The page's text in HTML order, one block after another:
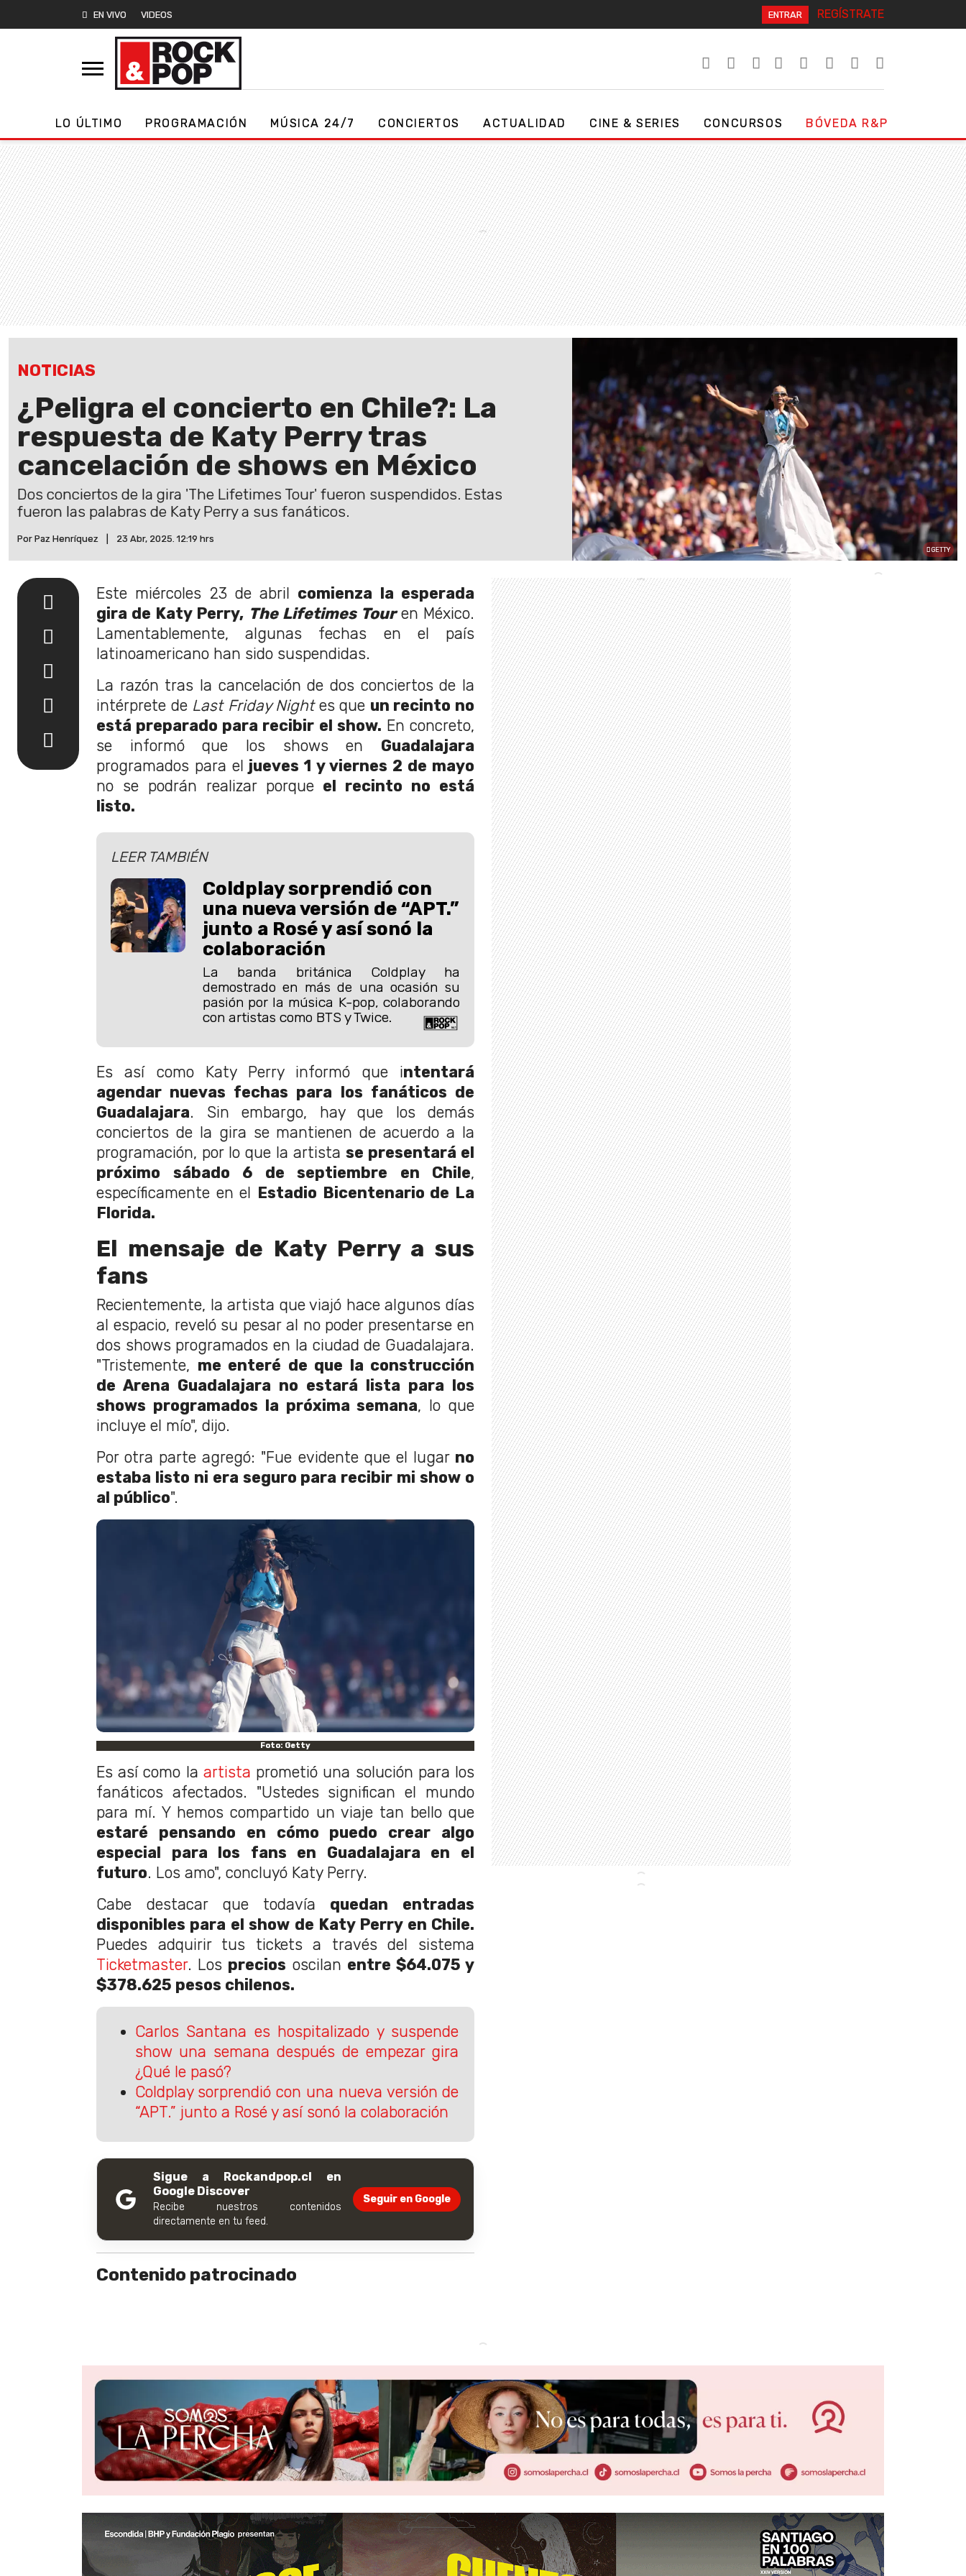
EN VIVO VIDEOS ENTRAR REGÍSTRATE
LO ÚLTIMO PROGRAMACIÓN MÚSICA 24/7 CONCIERTOS ACTUALIDAD CINE & SERIES CONCURSOS BÓVEDA R&P
NOTICIAS
¿Peligra el concierto en Chile?: La
respuesta de Katy Perry tras
cancelación de shows en México
Dos conciertos de la gira 'The Lifetimes Tour' fueron suspendidos. Estas
fueron las palabras de Katy Perry a sus fanáticos.
Por Paz Henríquez 23 Abr, 2025. 12:19 hrs
GETTY
Este miércoles 23 de abril comienza la esperada
gira de Katy Perry, The Lifetimes Touren México.
Lamentablemente, algunas fechas en el país
latinoamericano han sido suspendidas.
La razón tras la cancelación de dos conciertos de la
intérprete de Last Friday Nightes que un recinto no
está preparado para recibir el show. En concreto,
se informó que los shows en Guadalajara
programados para el jueves 1 y viernes 2 de mayo
no se podrán realizar porque el recinto no está
listo.
LEER TAMBIÉN
Coldplay sorprendió con
una nueva versión de “APT.”
junto a Rosé y así sonó la
colaboración
La banda británica Coldplay ha
demostrado en más de una ocasión su
pasión por la música K-pop, colaborando
con artistas como BTS y Twice.
Es así como Katy Perry informó que intentará
agendar nuevas fechas para los fanáticos de
Guadalajara. Sin embargo, hay que los demás
conciertos de la gira se mantienen de acuerdo a la
programación, por lo que la artista se presentará el
próximo sábado 6 de septiembre en Chile,
específicamente en el Estadio Bicentenario de La
Florida.
El mensaje de Katy Perry a sus
fans
Recientemente, la artista que viajó hace algunos días
al espacio, reveló su pesar al no poder presentarse en
dos shows programados en la ciudad de Guadalajara.
"Tristemente, me enteré de que la construcción
de Arena Guadalajara no estará lista para los
shows programados la próxima semana, lo que
incluye el mío", dijo.
Por otra parte agregó: "Fue evidente que el lugar no
estaba listo ni era seguro para recibir mi show o
al público".
Foto: Getty
Es así como la artista prometió una solución para los
fanáticos afectados. "Ustedes significan el mundo
para mí. Y hemos compartido un viaje tan bello que
estaré pensando en cómo puedo crear algo
especial para los fans en Guadalajara en el
futuro. Los amo", concluyó Katy Perry.
Cabe destacar que todavía quedan entradas
disponibles para el show de Katy Perry en Chile.
Puedes adquirir tus tickets a través del sistema
Ticketmaster. Los precios oscilan entre $64.075 y
$378.625 pesos chilenos.
Carlos Santana es hospitalizado y suspende
show una semana después de empezar gira
¿Qué le pasó?
Coldplay sorprendió con una nueva versión de
“APT.” junto a Rosé y así sonó la colaboración
Sigue a Rockandpop.cl en
Google Discover
Recibe nuestros contenidos
directamente en tu feed.
Seguir en Google
Contenido patrocinado